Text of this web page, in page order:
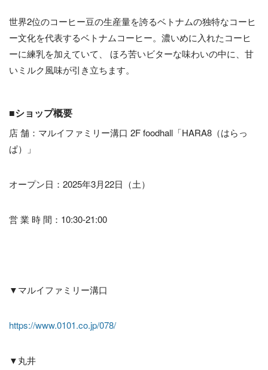
世界2位のコーヒー豆の生産量を誇るベトナムの独特なコーヒ
ー文化を代表するベトナムコーヒー。濃いめに入れたコーヒ
ーに練乳を加えていて、 ほろ苦いビターな味わいの中に、甘
いミルク風味が引き立ちます。
■ショップ概要
店 舗：マルイファミリー溝口 2F foodhall「HARA8（はらっ
ぱ）」
オープン日：2025年3月22日（土）
営 業 時 間：10:30-21:00
▼マルイファミリー溝口
https://www.0101.co.jp/078/
▼丸井